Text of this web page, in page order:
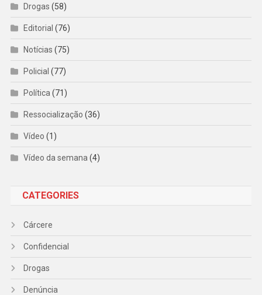
Drogas (58)
Editorial (76)
Notícias (75)
Policial (77)
Política (71)
Ressocialização (36)
Vídeo (1)
Vídeo da semana (4)
CATEGORIES
Cárcere
Confidencial
Drogas
Denúncia